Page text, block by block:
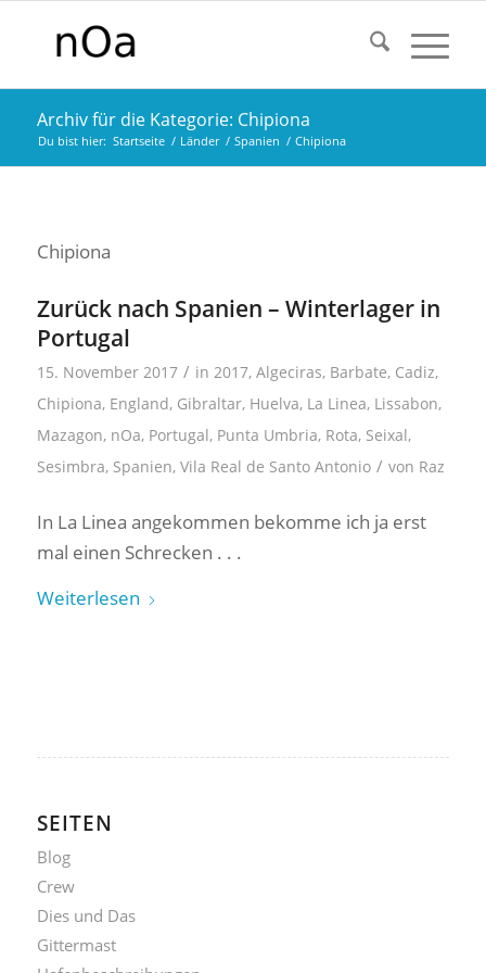
Archiv für die Kategorie: Chipiona
Du bist hier: Startseite / Länder / Spanien / Chipiona
Chipiona
Zurück nach Spanien – Winterlager in
Portugal
15. November 2017 / in 2017, Algeciras, Barbate, Cadiz,
Chipiona, England, Gibraltar, Huelva, La Linea, Lissabon,
Mazagon, nOa, Portugal, Punta Umbria, Rota, Seixal,
Sesimbra, Spanien, Vila Real de Santo Antonio / von Raz
In La Linea angekommen bekomme ich ja erst
mal einen Schrecken . . .
Weiterlesen
SEITEN
Blog
Crew
Dies und Das
Gittermast